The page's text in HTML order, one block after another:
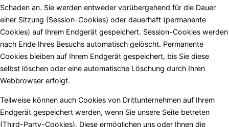
Schaden an. Sie werden entweder vorübergehend für die Dauer
einer Sitzung (Session-Cookies) oder dauerhaft (permanente
Cookies) auf Ihrem Endgerät gespeichert. Session-Cookies werden
nach Ende Ihres Besuchs automatisch gelöscht. Permanente
Cookies bleiben auf Ihrem Endgerät gespeichert, bis Sie diese
selbst löschen oder eine automatische Löschung durch Ihren
Webbrowser erfolgt.
Teilweise können auch Cookies von Drittunternehmen auf Ihrem
Endgerät gespeichert werden, wenn Sie unsere Seite betreten
(Third-Party-Cookies). Diese ermöglichen uns oder Ihnen die